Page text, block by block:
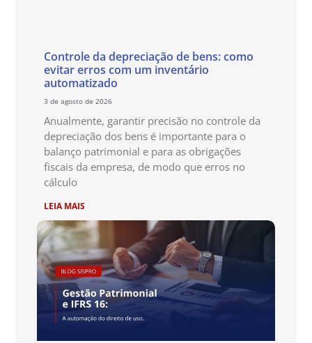
Controle da depreciação de bens: como
evitar erros com um inventário
automatizado
3 de agosto de 2026
Anualmente, garantir precisão no controle da
depreciação dos bens é importante para o
balanço patrimonial e para as obrigações
fiscais da empresa, de modo que erros no
cálculo
LEIA MAIS